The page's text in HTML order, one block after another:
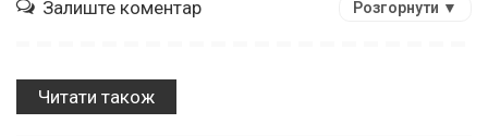
Залиште коментар Розгорнути ▼
Читати також